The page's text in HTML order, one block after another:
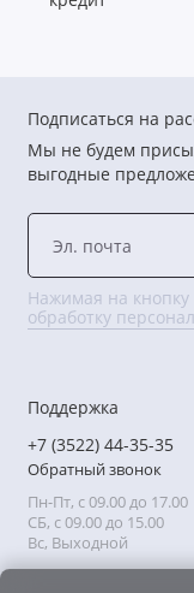
Подписаться на
Мы не будем
выгодные
Нажимая на кнопку
обработку
Поддержка
+7 (3522) 44-35-35
Обратный звонок
Пн-Пт, с 09.00 до 17.00
СБ, с 09.00 до 15.00
Вс, Выходной